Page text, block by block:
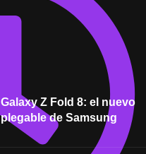
Galaxy Z Fold 8: el nuevo
plegable de Samsung